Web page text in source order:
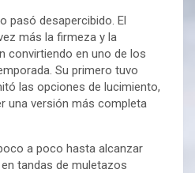
pasó desapercibido. El
más la firmeza y la
convirtiendo en uno de los
Su primero tuvo
las opciones de lucimiento,
una versión más completa
a poco hasta alcanzar
tandas de muletazos